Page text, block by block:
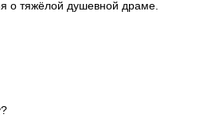
о тяжёлой душевной драме.